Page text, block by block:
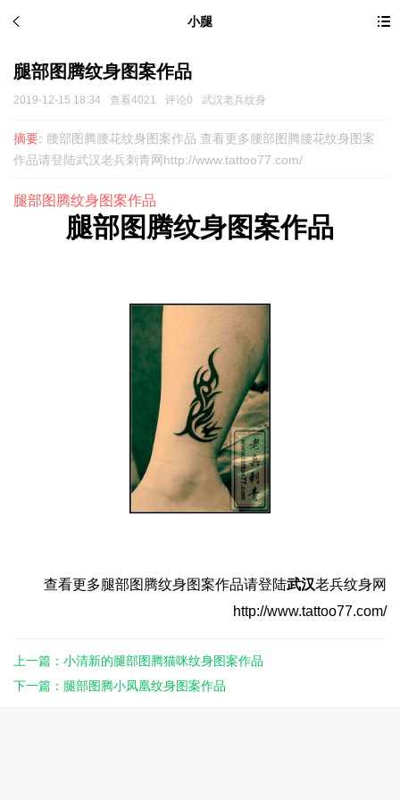
小腿
腿部图腾纹身图案作品
2019-12-15 18:34 查看4021 评论0 武汉老兵纹身
摘要: 腰部图腾腰花纹身图案作品 查看更多腰部图腾腰花纹身图案
作品请登陆武汉老兵刺青网http://www.tattoo77.com/
腿部图腾纹身图案作品
腿部图腾纹身图案作品
查看更多腿部图腾纹身图案作品请登陆武汉老兵纹身网
http://www.tattoo77.com/
上一篇：小清新的腿部图腾猫咪纹身图案作品
下一篇：腿部图腾小凤凰纹身图案作品